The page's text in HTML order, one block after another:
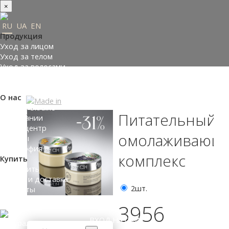
×
RU UA EN
Продукция
Уход за лицом
Уход за телом
Уход за волосами
О нас
Made in Ukraine
О компании
Пресс-центр
Отзывы
Философия
Купить
Где купить
Оплата и доставка
Контакты
ВХОД НА САЙТ
Питательный
комплекс
2шт.
3956